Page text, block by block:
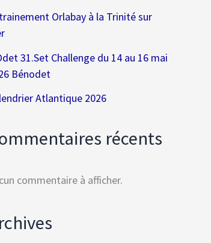
Orlabay à la Trinité sur
31.Set Challenge du 14 au 16 mai
Bénodet
Atlantique 2026
récents
commentaire à afficher.